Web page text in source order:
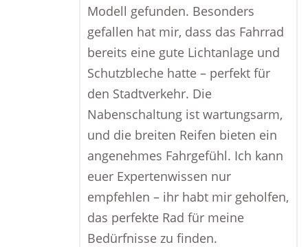
Modell gefunden. Besonders
gefallen hat mir, dass das Fahrrad
bereits eine gute Lichtanlage und
Schutzbleche hatte – perfekt für
den Stadtverkehr. Die
Nabenschaltung ist wartungsarm,
und die breiten Reifen bieten ein
angenehmes Fahrgefühl. Ich kann
euer Expertenwissen nur
empfehlen – ihr habt mir geholfen,
das perfekte Rad für meine
Bedürfnisse zu finden.